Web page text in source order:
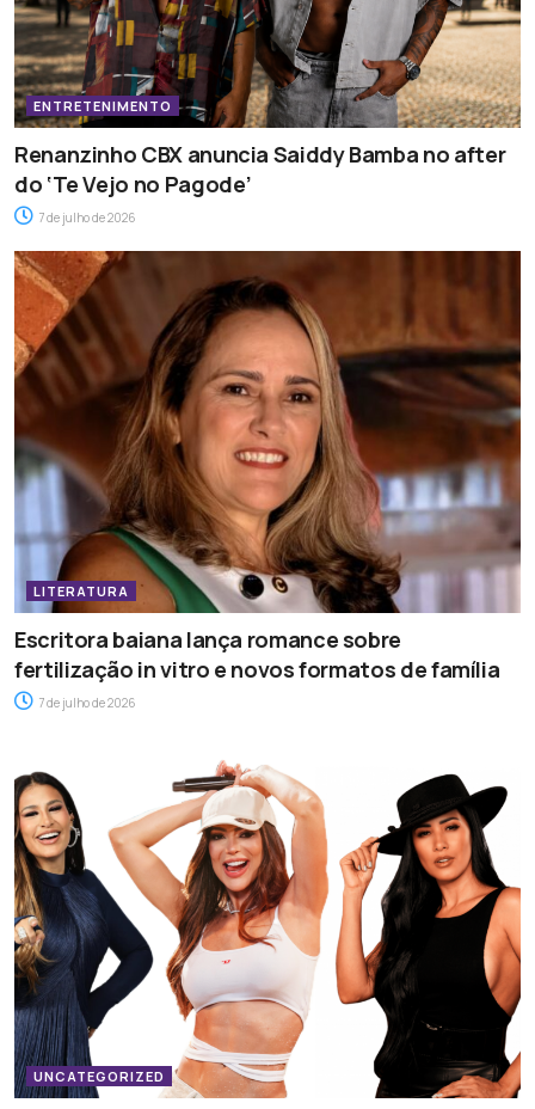
ENTRETENIMENTO
Renanzinho CBX anuncia Saiddy Bamba no after
do ‘Te Vejo no Pagode’
7 de julho de 2026
LITERATURA
Escritora baiana lança romance sobre
fertilização in vitro e novos formatos de família
7 de julho de 2026
UNCATEGORIZED